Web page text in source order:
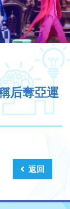
后奪亞運
返回